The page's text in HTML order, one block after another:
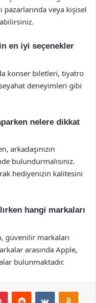
pazarlarında veya kişisel
en iyi seçenekler
konser biletleri, tiyatro
deneyimleri gibi
nelere dikkat
arkadaşınızın
bulundurmalısınız.
hediyenizin kalitesini
hangi markaları
güvenilir markaları
arasında Apple,
bulunmaktadır.
PinterestReddit VKontakte